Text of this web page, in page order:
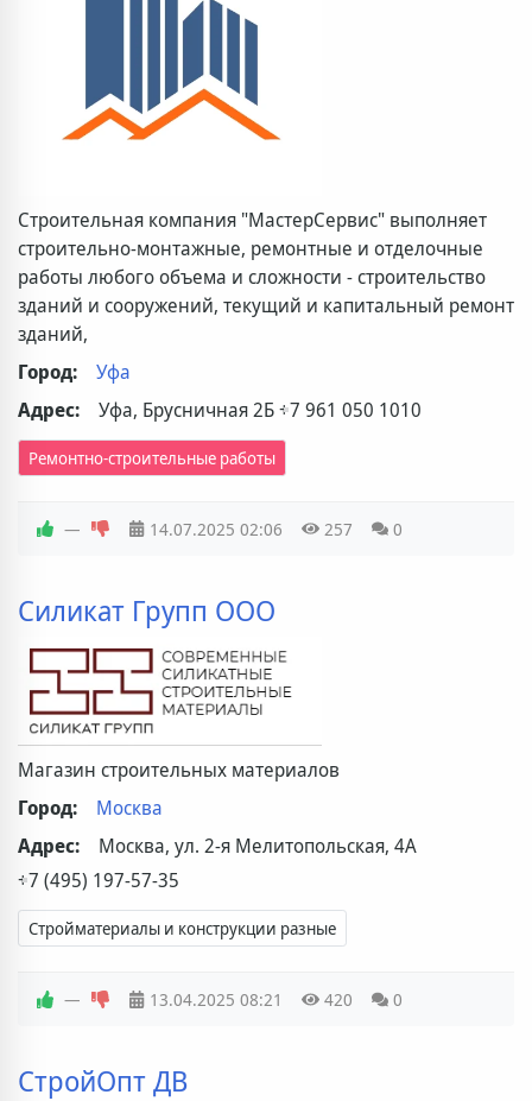
Строительная компания "МастерСервис" выполняет
строительно-монтажные, ремонтные и отделочные
работы любого объема и сложности - строительство
зданий и сооружений, текущий и капитальный ремонт
зданий,
Город:
Уфа
Адрес:
Уфа, Брусничная 2Б+7 961 050 1010
Ремонтно-строительные работы
— 14.07.2025 02:06 257 0
Силикат Групп ООО
Магазин строительных материалов
Город:
Москва
Адрес:
Москва, ул. 2‑я Мелитопольская, 4А
+7 (495) 197-57-35
Стройматериалы и конструкции разные
— 13.04.2025 08:21 420 0
СтройОпт ДВ